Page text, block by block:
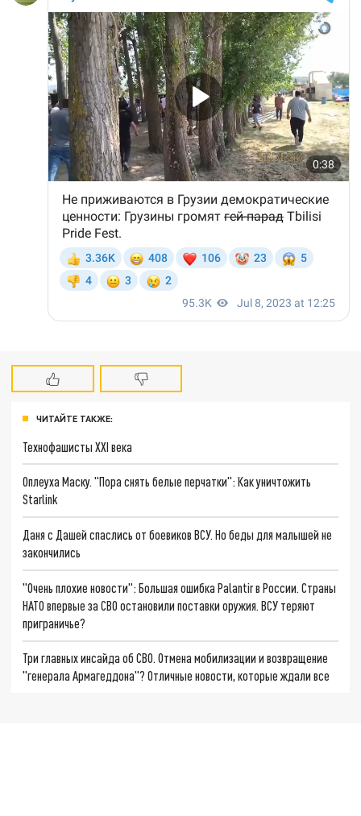
ЧИТАЙТЕ ТАКЖЕ:
Технофашисты XXI века
Оплеуха Маску. "Пора снять белые перчатки": Как уничтожить
Starlink
Даня с Дашей спаслись от боевиков ВСУ. Но беды для малышей не
закончились
"Очень плохие новости": Большая ошибка Palantir в России. Страны
НАТО впервые за СВО остановили поставки оружия. ВСУ теряют
приграничье?
Три главных инсайда об СВО. Отмена мобилизации и возвращение
"генерала Армагеддона"? Отличные новости, которые ждали все